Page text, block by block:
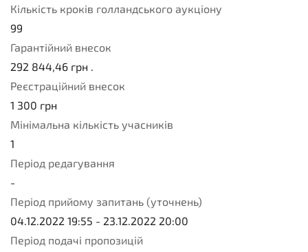
Кількість кроків голландського аукціону
99
Гарантійний внесок
292 844,46 грн .
Реєстраційний внесок
1 300 грн
Мінімальна кількість учасників
1
Період редагування
-
Період прийому запитань (уточнень)
04.12.2022 19:55 - 23.12.2022 20:00
Період подачі пропозицій